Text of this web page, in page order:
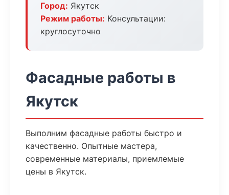
Город: Якутск
Режим работы: Консультации:
круглосуточно
Фасадные работы в
Якутск
Выполним фасадные работы быстро и
качественно. Опытные мастера,
современные материалы, приемлемые
цены в Якутск.